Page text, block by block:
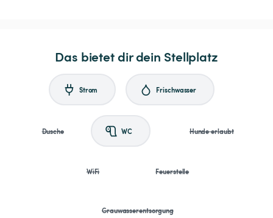
Das bietet dir dein Stellplatz
Strom Frischwasser
Dusche WC Hunde erlaubt
WiFi Feuerstelle
Grauwasserentsorgung